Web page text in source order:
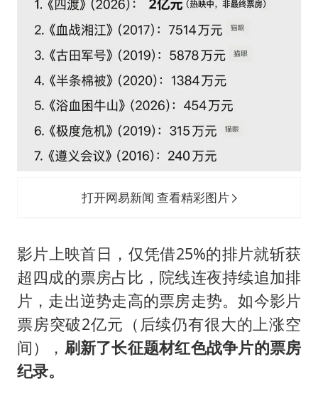
打开网易新闻 查看精彩图片
影片上映首日，仅凭借25%的排片就斩获
超四成的票房占比，院线连夜持续追加排
片，走出逆势走高的票房走势。如今影片
票房突破2亿元（后续仍有很大的上涨空
间）， 刷新了长征题材红色战争片的票房
纪录。